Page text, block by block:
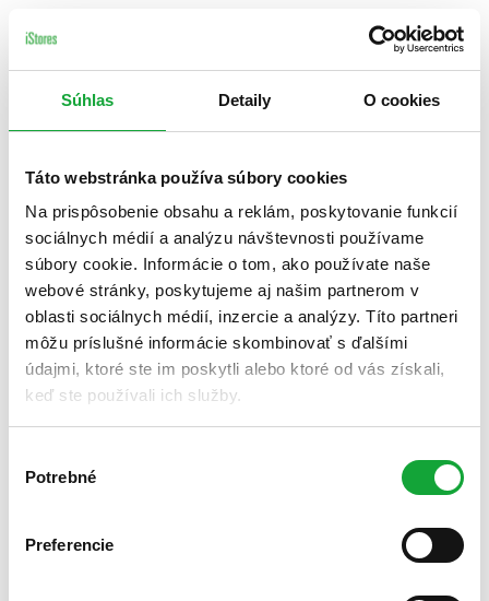
Súhlas Detaily O cookies
Táto webstránka používa súbory cookies
Na prispôsobenie obsahu a reklám, poskytovanie funkcií
sociálnych médií a analýzu návštevnosti používame
súbory cookie. Informácie o tom, ako používate naše
webové stránky, poskytujeme aj našim partnerom v
oblasti sociálnych médií, inzercie a analýzy. Títo partneri
môžu príslušné informácie skombinovať s ďalšími
údajmi, ktoré ste im poskytli alebo ktoré od vás získali,
keď ste používali ich služby.
súhlasu
Potrebné
Preferencie